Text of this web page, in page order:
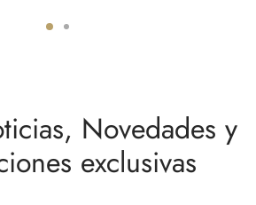
Novedades y
exclusivas